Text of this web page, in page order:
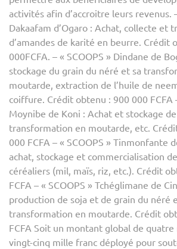
activités afin d’accroitre leurs revenus.
Dakaafam d’Ogaro : Achat, collecte et
d’amandes de karité en beurre. Crédit
000FCFA. – « SCOOPS » Dindane de
stockage du grain du néré et sa
moutarde, extraction de l’huile de
coiffure. Crédit obtenu : 900 000 FCFA
Moynibe de Koni : Achat et stockage
transformation en moutarde, etc.
000 FCFA – « SCOOPS » Tinmonfante
achat, stockage et commercialisation
céréaliers (mil, maïs, riz, etc.). Crédit
FCFA – « SCOOPS » Tchéglimane de
production de soja et de grain du néré
transformation en moutarde. Crédit
FCFA Soit un montant global de
vingt-cinq mille franc déployé pour